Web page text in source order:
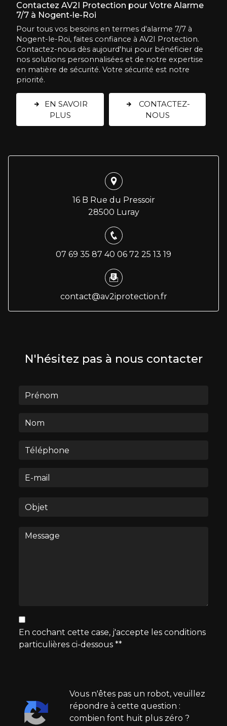
Contactez AV2I Protection pour Votre Alarme
7/7 à Nogent-le-Roi
Pour tous vos besoins en termes d'alarme 7/7 à
Nogent-le-Roi, faites confiance à AV2I Protection.
Contactez-nous dès aujourd'hui pour bénéficier de
nos solutions personnalisées et de notre expertise
en matière de sécurité. Votre sécurité est notre
priorité.
EN SAVOIR
PLUS
CONTACTEZ-
NOUS
16 B Rue du Pressoir
28500 Luray
07 69 35 87 40 06 72 25 13 19
contact@av2iprotection.fr
N'hésitez pas à nous contacter
En cochant cette case, j'accepte les conditions
particulières ci-dessous **
Vous n'êtes pas un robot, veuillez
répondre à cette question :
combien font huit plus zéro ?